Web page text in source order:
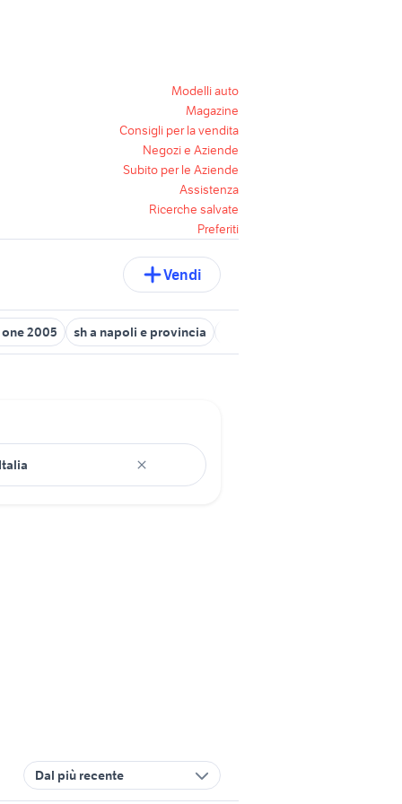
Modelli auto
Magazine
Consigli per la vendita
Negozi e Aziende
Subito per le Aziende
Assistenza
Ricerche salvate
Preferiti
Vendi
2005 sh a napoli e provincia
Dal più recente